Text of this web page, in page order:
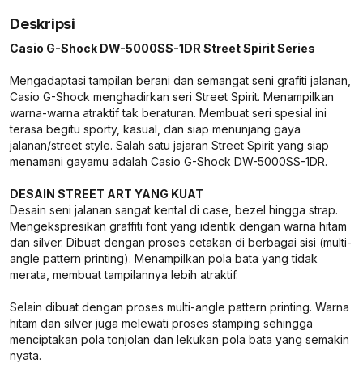
Deskripsi
Casio G-Shock DW-5000SS-1DR Street Spirit Series
Mengadaptasi tampilan berani dan semangat seni grafiti jalanan,
Casio G-Shock menghadirkan seri Street Spirit. Menampilkan
warna-warna atraktif tak beraturan. Membuat seri spesial ini
terasa begitu sporty, kasual, dan siap menunjang gaya
jalanan/street style. Salah satu jajaran Street Spirit yang siap
menamani gayamu adalah Casio G-Shock DW-5000SS-1DR.
DESAIN STREET ART YANG KUAT
Desain seni jalanan sangat kental di case, bezel hingga strap.
Mengekspresikan graffiti font yang identik dengan warna hitam
dan silver. Dibuat dengan proses cetakan di berbagai sisi (multi-
angle pattern printing). Menampilkan pola bata yang tidak
merata, membuat tampilannya lebih atraktif.
Selain dibuat dengan proses multi-angle pattern printing. Warna
hitam dan silver juga melewati proses stamping sehingga
menciptakan pola tonjolan dan lekukan pola bata yang semakin
nyata.